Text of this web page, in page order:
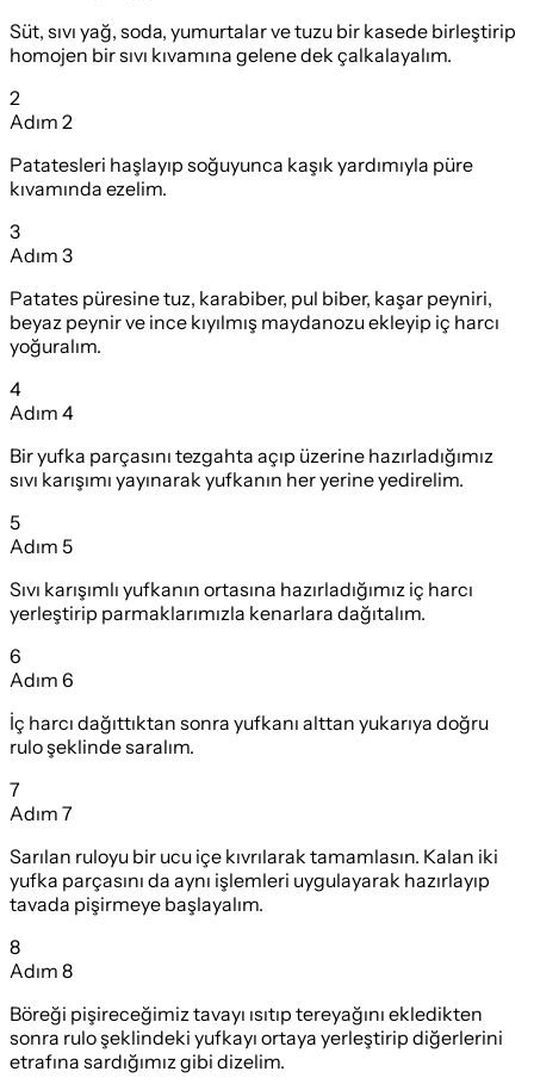
Süt, sıvı yağ, soda, yumurtalar ve tuzu bir kasede birleştirip
homojen bir sıvı kıvamına gelene dek çalkalayalım.
2
Adım 2
Patatesleri haşlayıp soğuyunca kaşık yardımıyla püre
kıvamında ezelim.
3
Adım 3
Patates püresine tuz, karabiber, pul biber, kaşar peyniri,
beyaz peynir ve ince kıyılmış maydanozu ekleyip iç harcı
yoğuralım.
4
Adım 4
Bir yufka parçasını tezgahta açıp üzerine hazırladığımız
sıvı karışımı yayınarak yufkanın her yerine yedirelim.
5
Adım 5
Sıvı karışımlı yufkanın ortasına hazırladığımız iç harcı
yerleştirip parmaklarımızla kenarlara dağıtalım.
6
Adım 6
İç harcı dağıttıktan sonra yufkanı alttan yukarıya doğru
rulo şeklinde saralım.
7
Adım 7
Sarılan ruloyu bir ucu içe kıvrılarak tamamlasın. Kalan iki
yufka parçasını da aynı işlemleri uygulayarak hazırlayıp
tavada pişirmeye başlayalım.
8
Adım 8
Böreği pişireceğimiz tavayı ısıtıp tereyağını ekledikten
sonra rulo şeklindeki yufkayı ortaya yerleştirip diğerlerini
etrafına sardığımız gibi dizelim.